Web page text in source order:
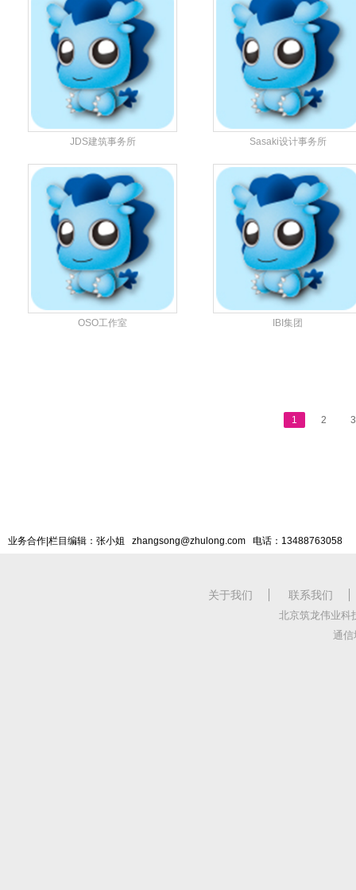
JDS建筑事务所 Sasaki设计事务所
OSO工作室 IBI集团
1 2 3
业务合作|栏目编辑：张小姐 zhangsong@zhulong.com 电话：13488763058
关于我们 联系我们
北京筑龙伟业科
通